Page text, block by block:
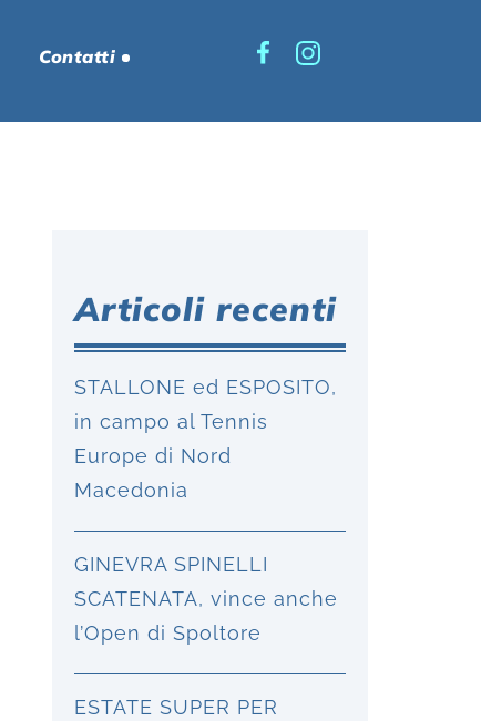
Contatti
Articoli recenti
STALLONE ed ESPOSITO,
in campo al Tennis
Europe di Nord
Macedonia
GINEVRA SPINELLI
SCATENATA, vince anche
l’Open di Spoltore
ESTATE SUPER PER